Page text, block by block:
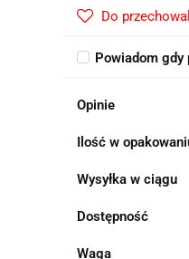
Do
Powiadom gdy
Opinie
Ilość w
Wysyłka w ciągu
Dostępność
Waga